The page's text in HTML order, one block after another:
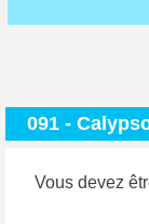
091 -
Vous devez